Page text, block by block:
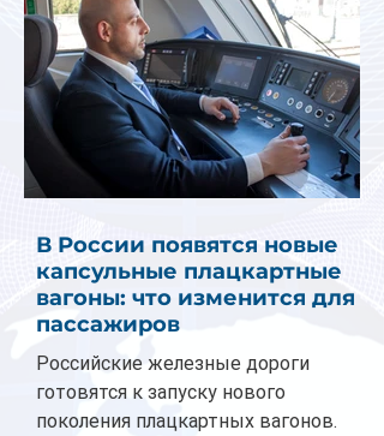
В России появятся новые
капсульные плацкартные
вагоны: что изменится для
пассажиров
Российские железные дороги
готовятся к запуску нового
поколения плацкартных вагонов.